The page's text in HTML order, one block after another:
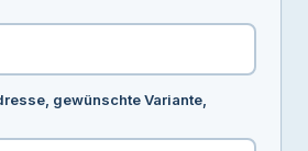
gewünschte Variante,